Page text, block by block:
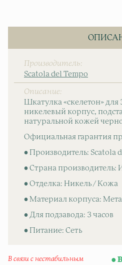
Производитель
Scatola del Tempo
Описание
Шкатулка «скелетон» для
никелевый корпус,
натуральной кожей
Официальная гарантия
• Производитель: Scatola
• Страна производитель:
• Отделка: Никель / Кожа
• Материал корпуса:
• Для подзавода: 3 часов
• Питание: Сеть
В связи с нестабильным